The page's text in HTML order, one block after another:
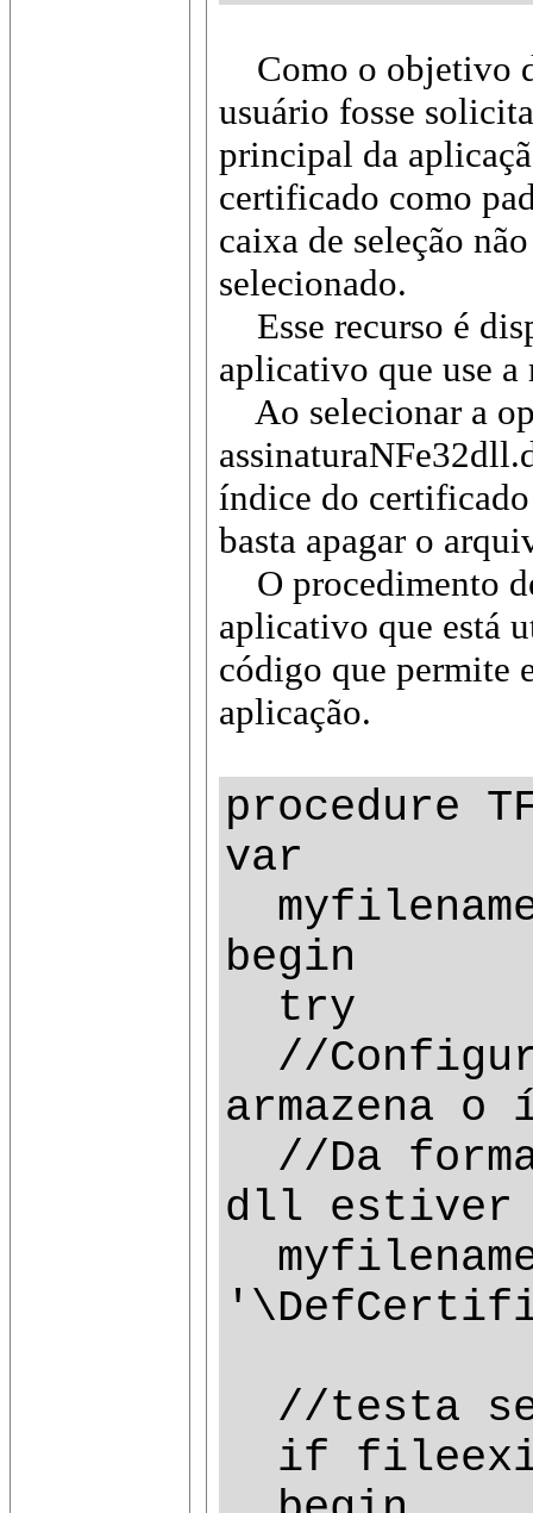
Como o objetivo
usuário fosse
principal da
certificado como
caixa de seleção
selecionado.
Esse recurso é
aplicativo que use a
Ao selecionar a
índice do certificado
basta apagar o
O procedimento
aplicativo que está
código que permite
aplicação.
procedure
var
begin
try
//
armazena o
//Da
dll estiver
//testa se
if